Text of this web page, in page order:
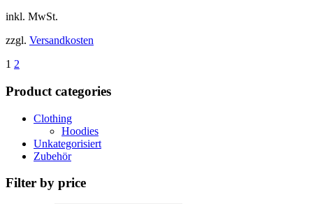
inkl. MwSt.
zzgl. Versandkosten
1 2
Product categories
Clothing
Hoodies
Unkategorisiert
Zubehör
Filter by price